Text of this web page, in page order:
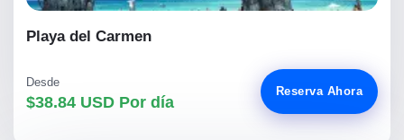
Playa del Carmen
Desde
$38.84 USD Por día
Reserva Ahora